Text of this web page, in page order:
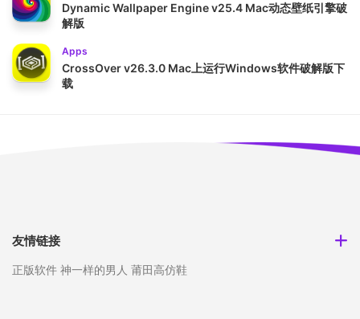
Dynamic Wallpaper Engine v25.4 Mac动态壁纸引擎破
解版
Apps
CrossOver v26.3.0 Mac上运行Windows软件破解版下
载
友情链接
正版软件 神一样的男人 莆田高仿鞋